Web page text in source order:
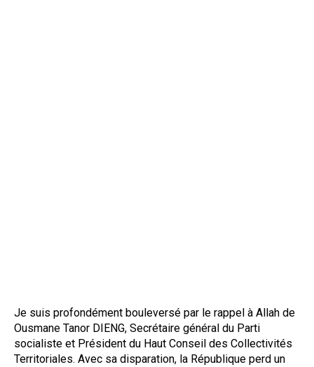
Je suis profondément bouleversé par le rappel à Allah de
Ousmane Tanor DIENG, Secrétaire général du Parti
socialiste et Président du Haut Conseil des Collectivités
Territoriales. Avec sa disparation, la République perd un